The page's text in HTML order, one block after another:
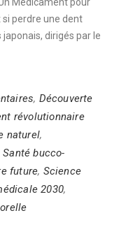
si perdre une dent
dirigés par le
, Découverte
révolutionnaire
naturel,
Santé bucco-
future, Science
2030,